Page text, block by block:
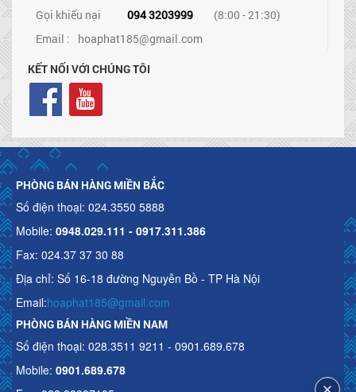
Gọi khiếu nại
094 3203999
(8:00 - 21:30)
Email : hoaphat185@gmail.com
KẾT NỐI VỚI CHÚNG TÔI
PHÒNG BÁN HÀNG MIỀN BẮC
Số điện thoại: 024.3550 5888
Mobile: 0948.029.111 - 0917.311.386
Fax: 024.37 37 30 88
Địa chỉ: Số 16-18 đường Nguyễn Bồ - TP Hà Nội
Email:hoaphat185@gmail.com
PHÒNG BÁN HÀNG MIỀN NAM
Số điện thoại: 028.3511 9211 - 0901.689.678
Mobile: 0901.689.678